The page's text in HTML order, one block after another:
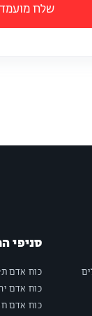
שלח
סניפי
כוח אדם
כוח אדם
כוח אדם